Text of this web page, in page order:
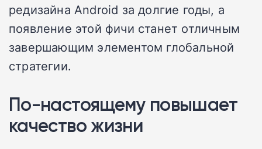
редизайна Android за долгие годы, а
появление этой фичи станет отличным
завершающим элементом глобальной
стратегии.
По-настоящему повышает
качество жизни